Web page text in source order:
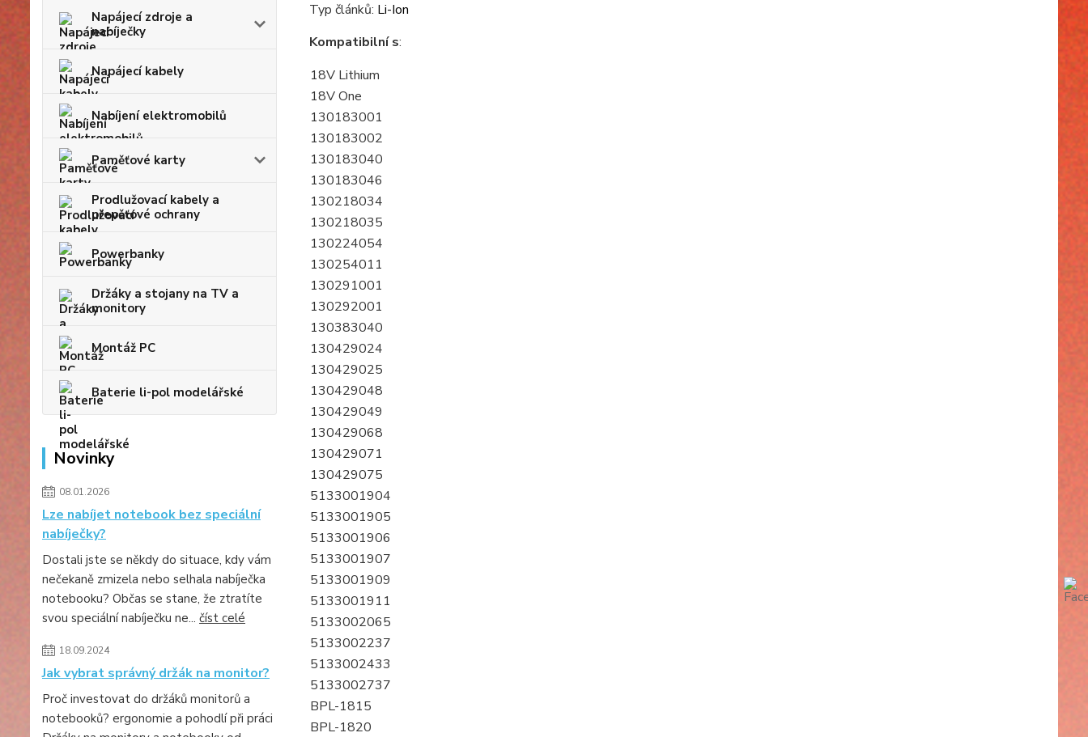
Napájecí zdroje a
nabíječky
Napájecí kabely
Nabíjení elektromobilů
Paměťové karty
Prodlužovací kabely a
přepěťové ochrany
Powerbanky
Držáky a stojany na TV a
monitory
Montáž PC
Baterie li-pol modelářské
Novinky
08.01.2026
Lze nabíjet notebook bez speciální
nabíječky?
Dostali jste se někdy do situace, kdy vám
nečekaně zmizela nebo selhala nabíječka
notebooku? Občas se stane, že ztratíte
svou speciální nabíječku ne... číst celé
18.09.2024
Jak vybrat správný držák na monitor?
Proč investovat do držáků monitorů a
notebooků? ergonomie a pohodlí při práci
Typ článků: Li-Ion
Kompatibilní s:
18V Lithium
18V One
130183001
130183002
130183040
130183046
130218034
130218035
130224054
130254011
130291001
130292001
130383040
130429024
130429025
130429048
130429049
130429068
130429071
130429075
5133001904
5133001905
5133001906
5133001907
5133001909
5133001911
5133002065
5133002237
5133002433
5133002737
BPL-1815
BPL-1820